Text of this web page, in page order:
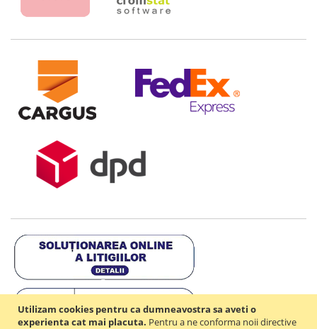
Utilizam cookies pentru ca dumneavostra sa aveti o
experienta cat mai placuta. Pentru a ne conforma noii directive